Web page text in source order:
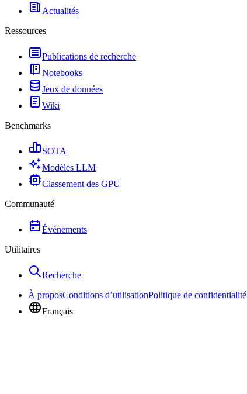
Actualités
Ressources
Publications de recherche
Notebooks
Jeux de données
Wiki
Benchmarks
SOTA
Modèles LLM
Classement des GPU
Communauté
Événements
Utilitaires
Recherche
À proposConditions d’utilisationPolitique de confidentialité
Français